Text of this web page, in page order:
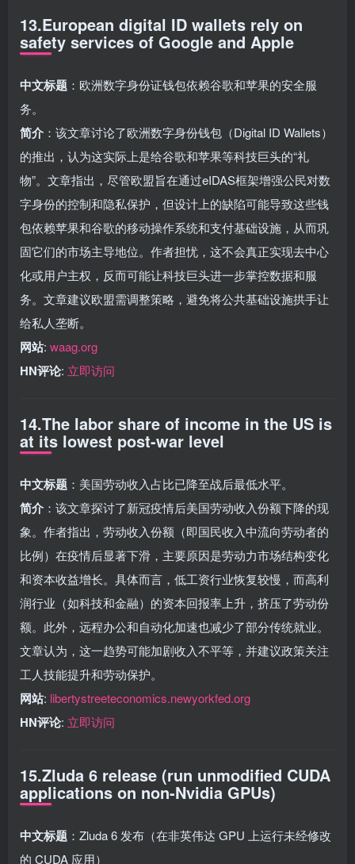
13.European digital ID wallets rely on
safety services of Google and Apple
中文标题 ：欧洲数字身份证钱包依赖谷歌和苹果的安全服
务。
简介 ：该文章讨论了欧洲数字身份钱包（Digital ID Wallets）
的推出，认为这实际上是给谷歌和苹果等科技巨头的“礼
物”。文章指出，尽管欧盟旨在通过eIDAS框架增强公民对数
字身份的控制和隐私保护，但设计上的缺陷可能导致这些钱
包依赖苹果和谷歌的移动操作系统和支付基础设施，从而巩
固它们的市场主导地位。作者担忧，这不会真正实现去中心
化或用户主权，反而可能让科技巨头进一步掌控数据和服
务。文章建议欧盟需调整策略，避免将公共基础设施拱手让
给私人垄断。
网站: waag.org
HN评论: 立即访问
14.The labor share of income in the US is
at its lowest post-war level
中文标题 ：美国劳动收入占比已降至战后最低水平。
简介 ：该文章探讨了新冠疫情后美国劳动收入份额下降的现
象。作者指出，劳动收入份额（即国民收入中流向劳动者的
比例）在疫情后显著下滑，主要原因是劳动力市场结构变化
和资本收益增长。具体而言，低工资行业恢复较慢，而高利
润行业（如科技和金融）的资本回报率上升，挤压了劳动份
额。此外，远程办公和自动化加速也减少了部分传统就业。
文章认为，这一趋势可能加剧收入不平等，并建议政策关注
工人技能提升和劳动保护。
网站: libertystreeteconomics.newyorkfed.org
HN评论: 立即访问
15.Zluda 6 release (run unmodified CUDA
applications on non-Nvidia GPUs)
中文标题 ：Zluda 6 发布（在非英伟达 GPU 上运行未经修改
的 CUDA 应用）